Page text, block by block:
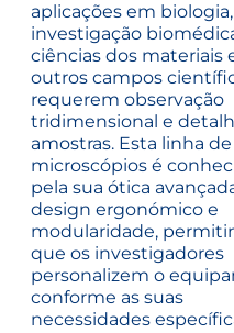
aplicações em biologia,
investigação
ciências dos materiais
outros campos
requerem observação
tridimensional e
amostras. Esta linha de
microscópios é
pela sua ótica
design ergonómico e
modularidade,
que os investigadores
personalizem o
conforme as suas
necessidades